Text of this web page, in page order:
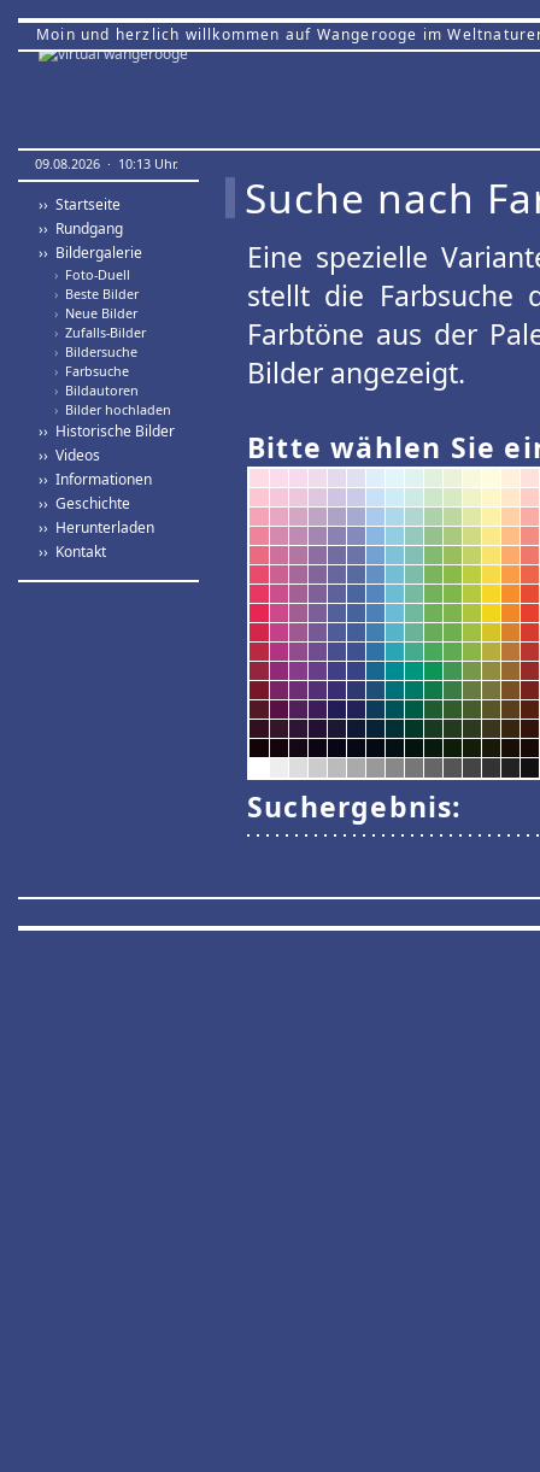
Moin und herzlich willkommen auf Wangerooge im
09.08.2026 · 10:13 Uhr.
›› Startseite
›› Rundgang
›› Bildergalerie
› Foto-Duell
› Beste Bilder
› Neue Bilder
› Zufalls-Bilder
› Bildersuche
› Farbsuche
› Bildautoren
› Bilder hochladen
›› Historische Bilder
›› Videos
›› Informationen
›› Geschichte
›› Herunterladen
›› Kontakt
Suche nach
Eine spezielle
stellt die Farbsuche
Farbtöne aus der
Bilder angezeigt.
Bitte wählen Sie
Suchergebnis: